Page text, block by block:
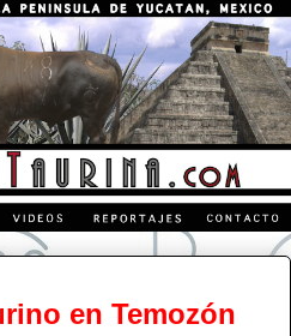
en Temozón